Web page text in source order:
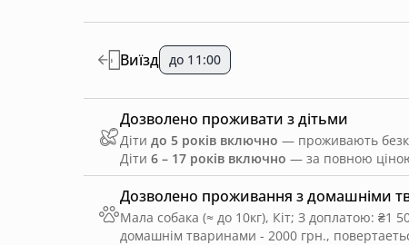
Дозволено проживання з домашніми
Мала собака (≈ до 10кг), Кіт; З доплатою: ₴1
домашнім тваринами - 2000 грн.,
Виїзд до 11:00
Дозволено проживати з дітьми
Діти до 5 років включно — проживають
Діти 6 – 17 років включно — за повною